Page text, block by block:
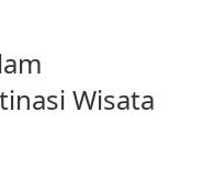
Wisata